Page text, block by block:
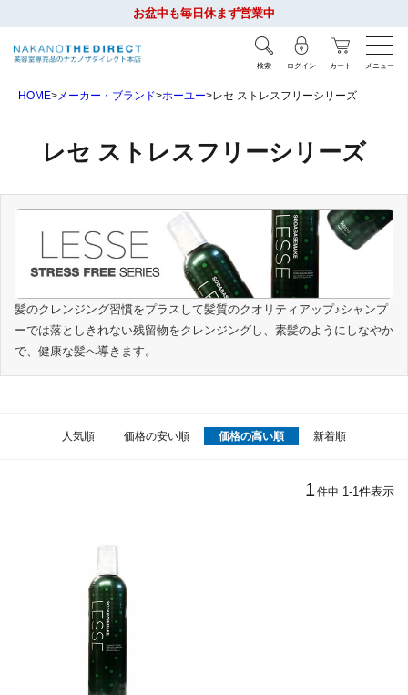
お盆中も毎日休まず営業中
検索 ログイン カート メニュー
HOME メーカー・ブランド ホーユー レセ ストレスフリーシリーズ
レセ ストレスフリーシリーズ
髪のクレンジング習慣をプラスして髪質のクオリティアップ♪シャンプ
ーでは落としきれない残留物をクレンジングし、素髪のようにしなやか
で、健康な髪へ導きます。
人気順 価格の安い順 価格の高い順 新着順
1 件中 1 -1 件表示